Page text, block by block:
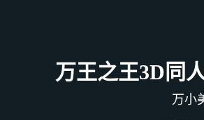
万王之王3D同
万小